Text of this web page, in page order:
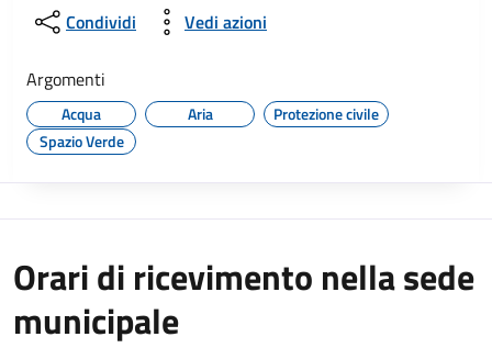
Condividi
Vedi azioni
Argomenti
Acqua Aria
Protezione civile
Spazio Verde
Orari di ricevimento nella sede
municipale